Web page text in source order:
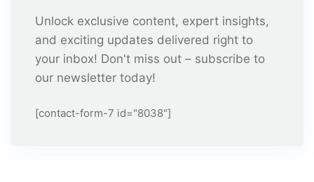
Unlock exclusive content, expert insights,
and exciting updates delivered right to
your inbox! Don't miss out – subscribe to
our newsletter today!
[contact-form-7 id="8038"]